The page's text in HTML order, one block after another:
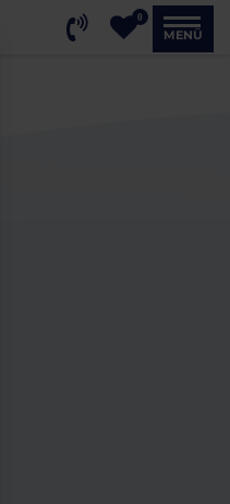
0
MENÜ